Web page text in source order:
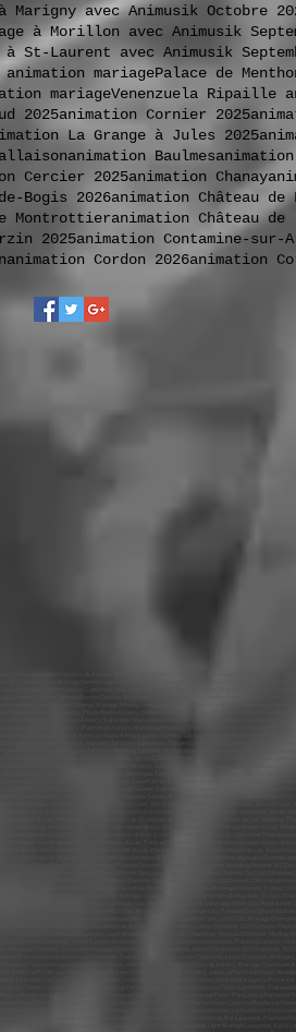
Marigny avec Animusik Octobre
à Morillon avec Animusik
à St-Laurent avec Animusik
animation mariagePalace de
mariageVenenzuela Ripaille
2025animation Cornier 2025
La Grange à Jules 2025
animation Baulmesanimation
Cercier 2025animation Chanay
Bogis 2026animation Château de
Montrottieranimation Château de
2025animation Contamine-sur-
animation Cordon 2026animation